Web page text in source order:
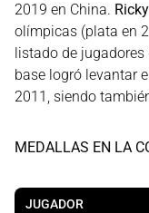
2019 en China.
olímpicas (plata en
listado de
base logró levantar
2011, siendo
MEDALLAS EN LA
JUGADOR